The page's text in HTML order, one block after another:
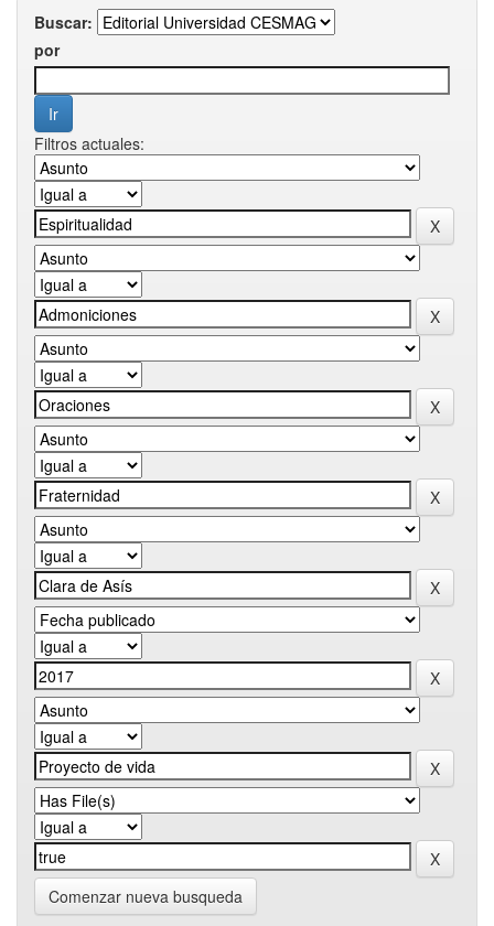
Buscar:
por
Filtros actuales:
Comenzar nueva busqueda